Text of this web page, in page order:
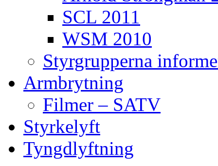
SCL 2011
WSM 2010
Styrgrupperna
Armbrytning
Filmer – SATV
Styrkelyft
Tyngdlyftning